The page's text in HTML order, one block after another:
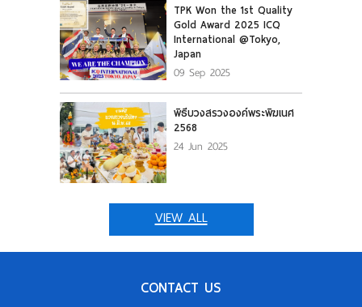
VIEW ALL
TPK Won the 1st Quality
Gold Award 2025 ICQ
International @Tokyo,
Japan
09 Sep 2025
พิธีบวงสรวงองค์พระพิฆเนศ
2568
24 Jun 2025
CONTACT US